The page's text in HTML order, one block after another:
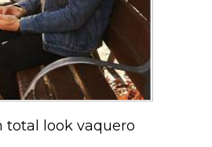
total look vaquero